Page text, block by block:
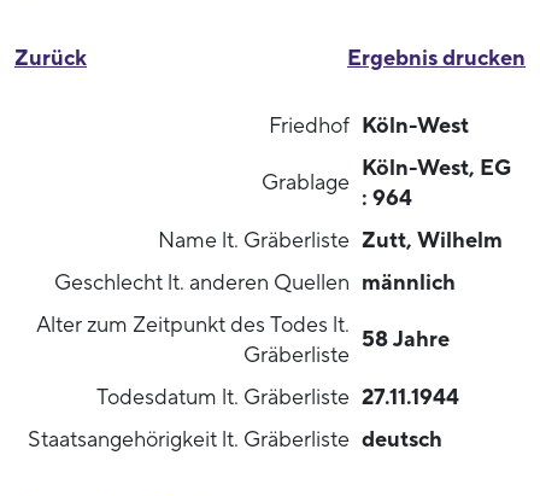
Ergebnis drucken
Zurück
Friedhof Köln-West
Grablage
Köln-West, EG
: 964
Name lt. Gräberliste Zutt, Wilhelm
Geschlecht lt. anderen Quellen männlich
Alter zum Zeitpunkt des Todes lt.
Gräberliste
58 Jahre
Todesdatum lt. Gräberliste 27.11.1944
Staatsangehörigkeit lt. Gräberliste deutsch